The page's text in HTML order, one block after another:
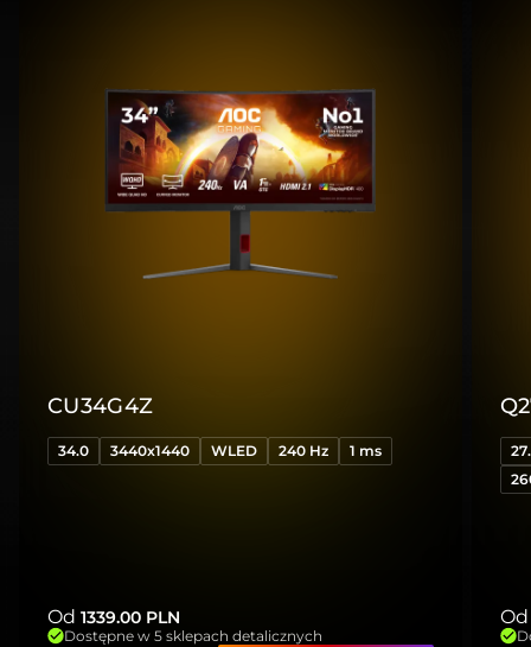
CU34G4Z
34.0 3440x1440 WLED 240 Hz 1 ms
Od 1339.00 PLN
Dostępne w 5 sklepach detalicznych
Od